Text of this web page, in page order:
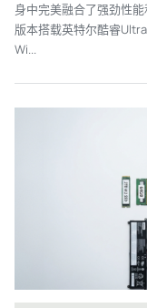
身中完美融合了强劲性
版本搭载英特尔酷睿
Wi...